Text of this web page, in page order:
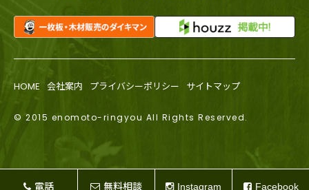
HOME 会社案内 プライバシーポリシー サイトマップ
© 2015 enomoto-ringyou All Rights Reserved.
電話 無料相談 Instagram Facebook